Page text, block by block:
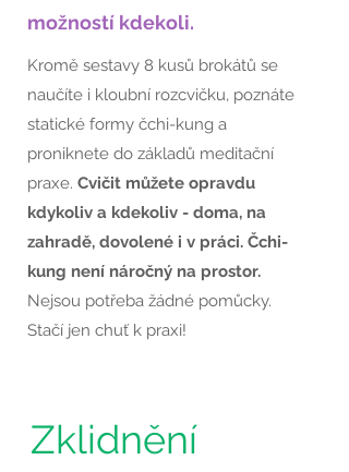
možností kdekoli.
Kromě sestavy 8 kusů brokátů se
naučíte i kloubní rozcvičku, poznáte
statické formy čchi-kung a
proniknete do základů meditační
praxe. Cvičit můžete opravdu
kdykoliv a kdekoliv - doma, na
zahradě, dovolené i v práci. Čchi-
kung není náročný na prostor.
Nejsou potřeba žádné pomůcky.
Stačí jen chuť k praxi!
Zklidnění